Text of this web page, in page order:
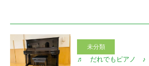
レ
ル
ヤ
未分類
♬ だれでもピアノ ♪（